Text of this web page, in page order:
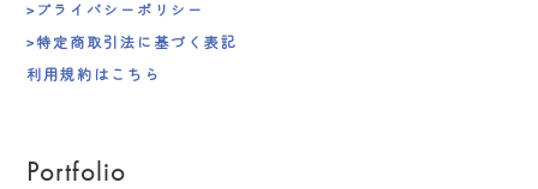
>プライバシーポリシー
>特定商取引法に基づく表記
利用規約はこちら
Portfolio